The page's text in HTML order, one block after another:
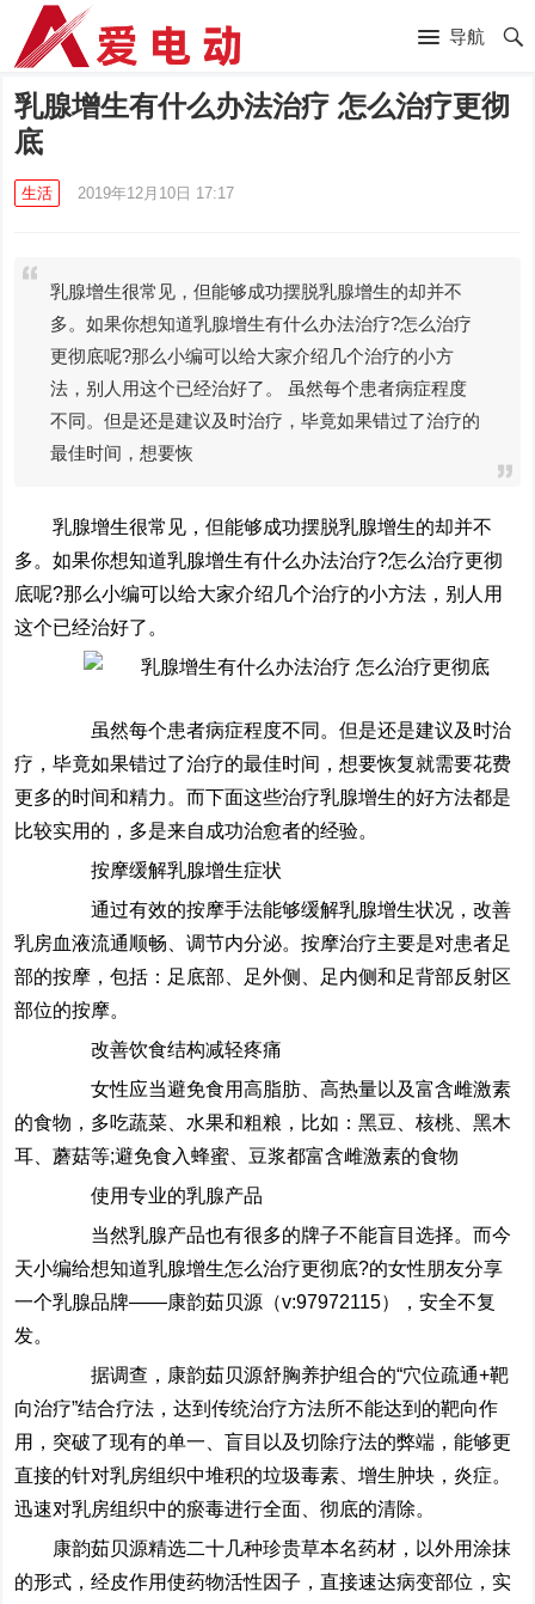
导航
乳腺增生有什么办法治疗 怎么治疗更彻
底
生活 2019年12月10日 17:17
乳腺增生很常见，但能够成功摆脱乳腺增生的却并不
多。如果你想知道乳腺增生有什么办法治疗?怎么治疗
更彻底呢?那么小编可以给大家介绍几个治疗的小方
法，别人用这个已经治好了。 虽然每个患者病症程度
不同。但是还是建议及时治疗，毕竟如果错过了治疗的
最佳时间，想要恢
​乳腺增生很常见，但能够成功摆脱乳腺增生的却并不
多。如果你想知道乳腺增生有什么办法治疗?怎么治疗更彻
底呢?那么小编可以给大家介绍几个治疗的小方法，别人用
这个已经治好了。
虽然每个患者病症程度不同。但是还是建议及时治
疗，毕竟如果错过了治疗的最佳时间，想要恢复就需要花费
更多的时间和精力。而下面这些治疗乳腺增生的好方法都是
比较实用的，多是来自成功治愈者的经验。
按摩缓解乳腺增生症状
通过有效的按摩手法能够缓解乳腺增生状况，改善
乳房血液流通顺畅、调节内分泌。按摩治疗主要是对患者足
部的按摩，包括：足底部、足外侧、足内侧和足背部反射区
部位的按摩。
改善饮食结构减轻疼痛
女性应当避免食用高脂肪、高热量以及富含雌激素
的食物，多吃蔬菜、水果和粗粮，比如：黑豆、核桃、黑木
耳、蘑菇等;避免食入蜂蜜、豆浆都富含雌激素的食物
使用专业的乳腺产品
当然乳腺产品也有很多的牌子不能盲目选择。而今
天小编给想知道乳腺增生怎么治疗更彻底?的女性朋友分享
一个乳腺品牌——康韵茹贝源（v:97972115），安全不复
发。
据调查，康韵茹贝源舒胸养护组合的“穴位疏通+靶
向治疗”结合疗法，达到传统治疗方法所不能达到的靶向作
用，突破了现有的单一、盲目以及切除疗法的弊端，能够更
直接的针对乳房组织中堆积的垃圾毒素、增生肿块，炎症。
迅速对乳房组织中的瘀毒进行全面、彻底的清除。
康韵茹贝源精选二十几种珍贵草本名药材，以外用涂抹
的形式，经皮作用使药物活性因子，直接速达病变部位，实